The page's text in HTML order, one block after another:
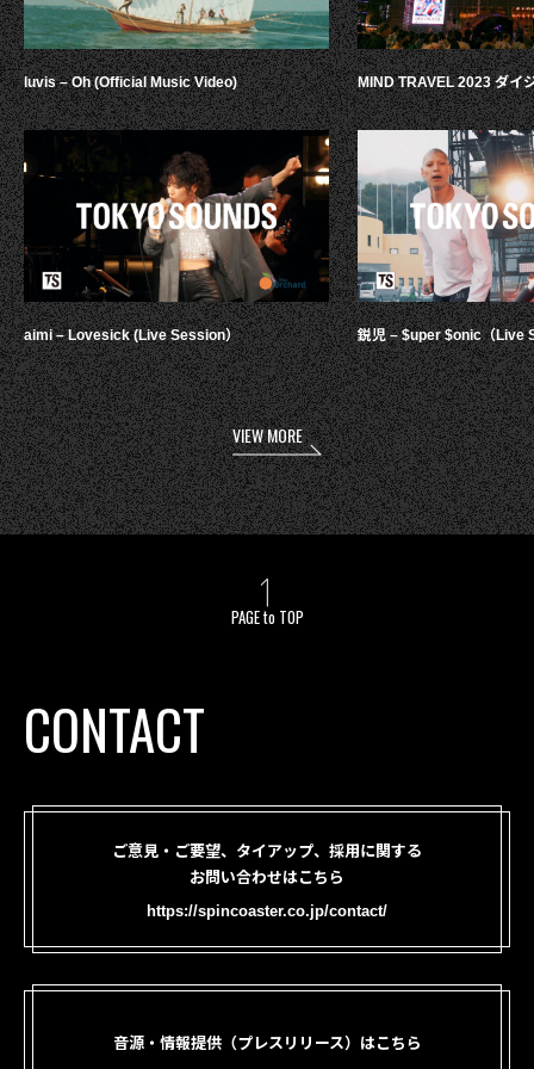
luvis – Oh (Official Music Video)
aimi – Lovesick (Live Session）
MIND TRAVEL 2023 ダイ
鋭児 – $uper $onic（Live
VIEW MORE
PAGE to TOP
CONTACT
ご意見・ご要望、タイアップ、採用に関する
お問い合わせはこちら
https://spincoaster.co.jp/contact/
音源・情報提供（プレスリリース）はこちら